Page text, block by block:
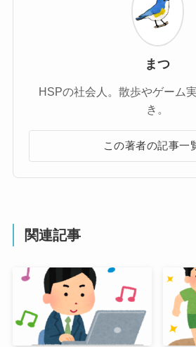
まつ
HSPの社会人。散歩やゲーム
き。
この著者の記事一
関連記事